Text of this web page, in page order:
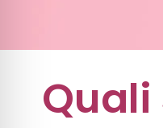
Quali